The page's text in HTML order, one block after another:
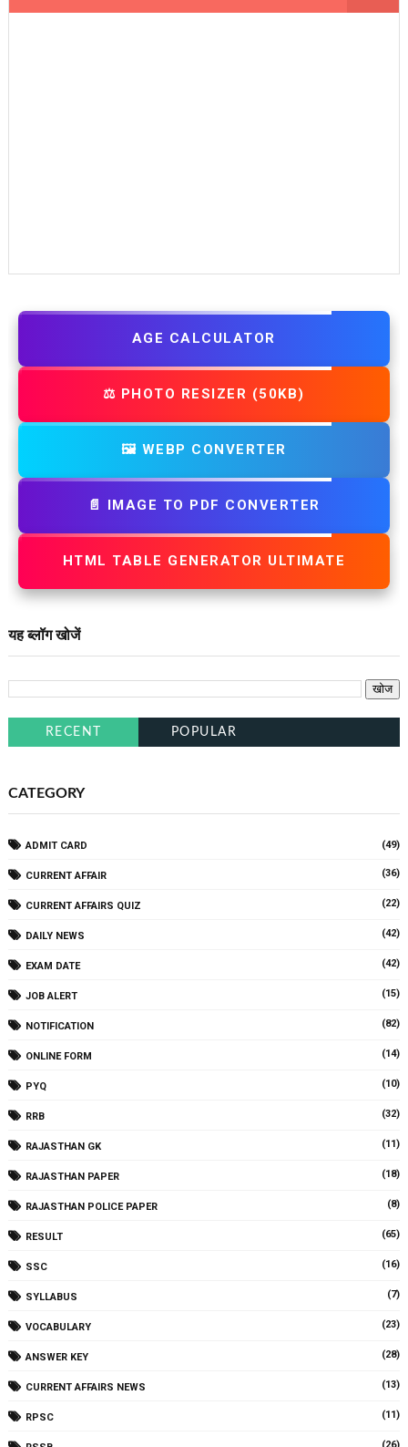
AGE CALCULATOR
⚖️ PHOTO RESIZER (50KB)
🖼️ WEBP CONVERTER
📄 IMAGE TO PDF CONVERTER
HTML TABLE GENERATOR ULTIMATE
यह ब्लॉग खोजें
RECENT POPULAR
CATEGORY
ADMIT CARD (49)
CURRENT AFFAIR (36)
CURRENT AFFAIRS QUIZ (22)
DAILY NEWS (42)
EXAM DATE (42)
JOB ALERT (15)
NOTIFICATION (82)
ONLINE FORM (14)
PYQ (10)
RRB (32)
RAJASTHAN GK (11)
RAJASTHAN PAPER (18)
RAJASTHAN POLICE PAPER (8)
RESULT (65)
SSC (16)
SYLLABUS (7)
VOCABULARY (23)
ANSWER KEY (28)
CURRENT AFFAIRS NEWS (13)
RPSC (11)